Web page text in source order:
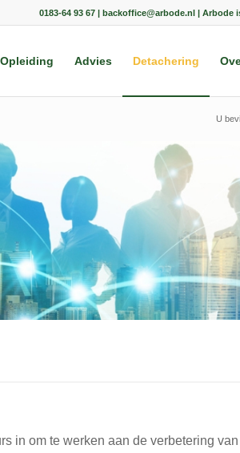
0183-64 93 67 | backoffice@arbode.nl | Arbode
Opleiding Advies Detachering
U
in om te werken aan de verbetering